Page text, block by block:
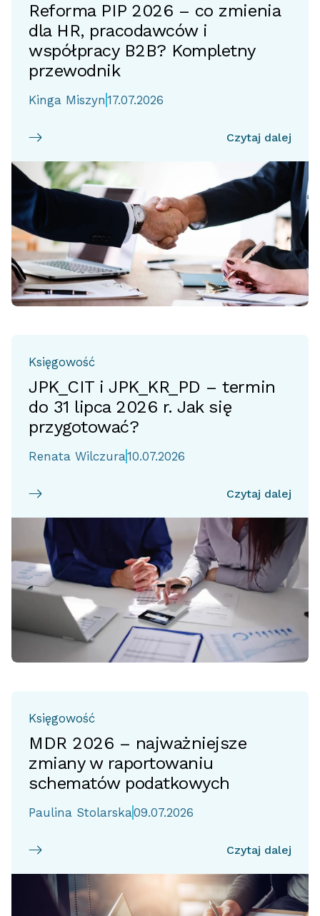
Reforma PIP 2026 – co zmienia
dla HR, pracodawców i
współpracy B2B? Kompletny
przewodnik
Kinga Miszyn 17.07.2026
Czytaj dalej
Księgowość
JPK_CIT i JPK_KR_PD – termin
do 31 lipca 2026 r. Jak się
przygotować?
Renata Wilczura10.07.2026
Czytaj dalej
Księgowość
MDR 2026 – najważniejsze
zmiany w raportowaniu
schematów podatkowych
Paulina Stolarska09.07.2026
Czytaj dalej